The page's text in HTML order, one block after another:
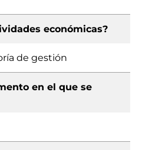
económicas?
de gestión
en el que se